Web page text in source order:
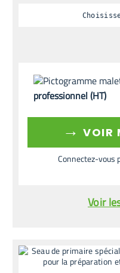
professionnel (HT)
→ VOIR
Connectez-vous
Voir